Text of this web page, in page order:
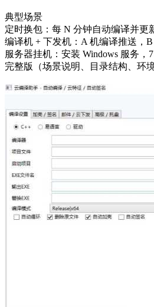
典型场景
定时换包：每 N 分钟自动编译并更
编译机 + 下发机：A 机编译推送，
服务器挂机：安装 Windows 服务，
完整版（场景说明、目录结构、环